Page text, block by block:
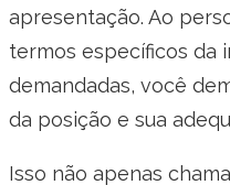
apresentação. Ao
termos específicos da
demandadas, você
da posição e sua
Isso não apenas